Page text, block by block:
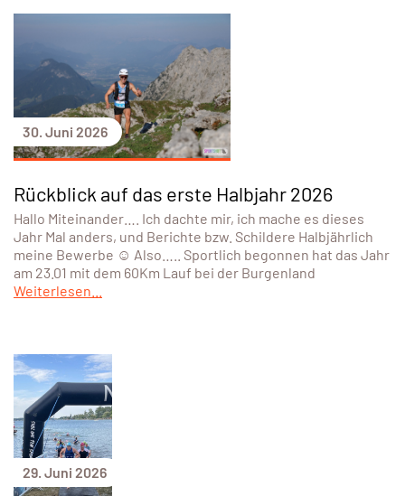
30. Juni 2026
Rückblick auf das erste Halbjahr 2026
Hallo Miteinander…. Ich dachte mir, ich mache es dieses
Jahr Mal anders, und Berichte bzw. Schildere Halbjährlich
meine Bewerbe ☺️ Also….. Sportlich begonnen hat das Jahr
am 23.01 mit dem 60Km Lauf bei der Burgenland
Weiterlesen...
29. Juni 2026